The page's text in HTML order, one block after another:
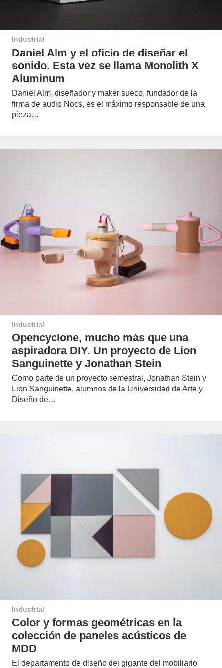
Industrial
Daniel Alm y el oficio de diseñar el
sonido. Esta vez se llama Monolith X
Aluminum
Daniel Alm, diseñador y maker sueco, fundador de la
firma de audio Nocs, es el máximo responsable de una
pieza…
Industrial
Opencyclone, mucho más que una
aspiradora DIY. Un proyecto de Lion
Sanguinette y Jonathan Stein
Como parte de un proyecto semestral, Jonathan Stein y
Lion Sanguinette, alumnos de la Universidad de Arte y
Diseño de…
Industrial
Color y formas geométricas en la
colección de paneles acústicos de
MDD
El departamento de diseño del gigante del mobiliario